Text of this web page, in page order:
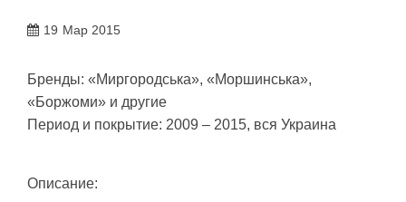
19 Мар 2015
Бренды: «Миргородська», «Моршинська»,
«Боржоми» и другие
Период и покрытие: 2009 – 2015, вся Украина
Описание: